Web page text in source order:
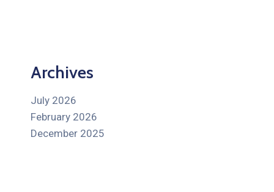
Archives
July 2026
February 2026
December 2025